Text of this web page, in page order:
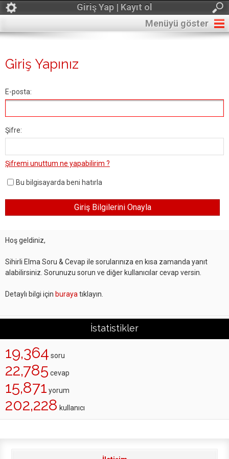
Giriş Yap | Kayıt ol
Menüyü göster
Giriş Yapınız
E-posta:
Şifre:
Şifremi unuttum ne yapabilirim ?
Bu bilgisayarda beni hatırla
Hoş geldiniz,
Sihirli Elma Soru & Cevap ile sorularınıza en kısa zamanda yanıt
alabilirsiniz. Sorunuzu sorun ve diğer kullanıcılar cevap versin.
Detaylı bilgi için buraya tıklayın.
İstatistikler
19,364 soru
22,785 cevap
15,871 yorum
202,228 kullanıcı